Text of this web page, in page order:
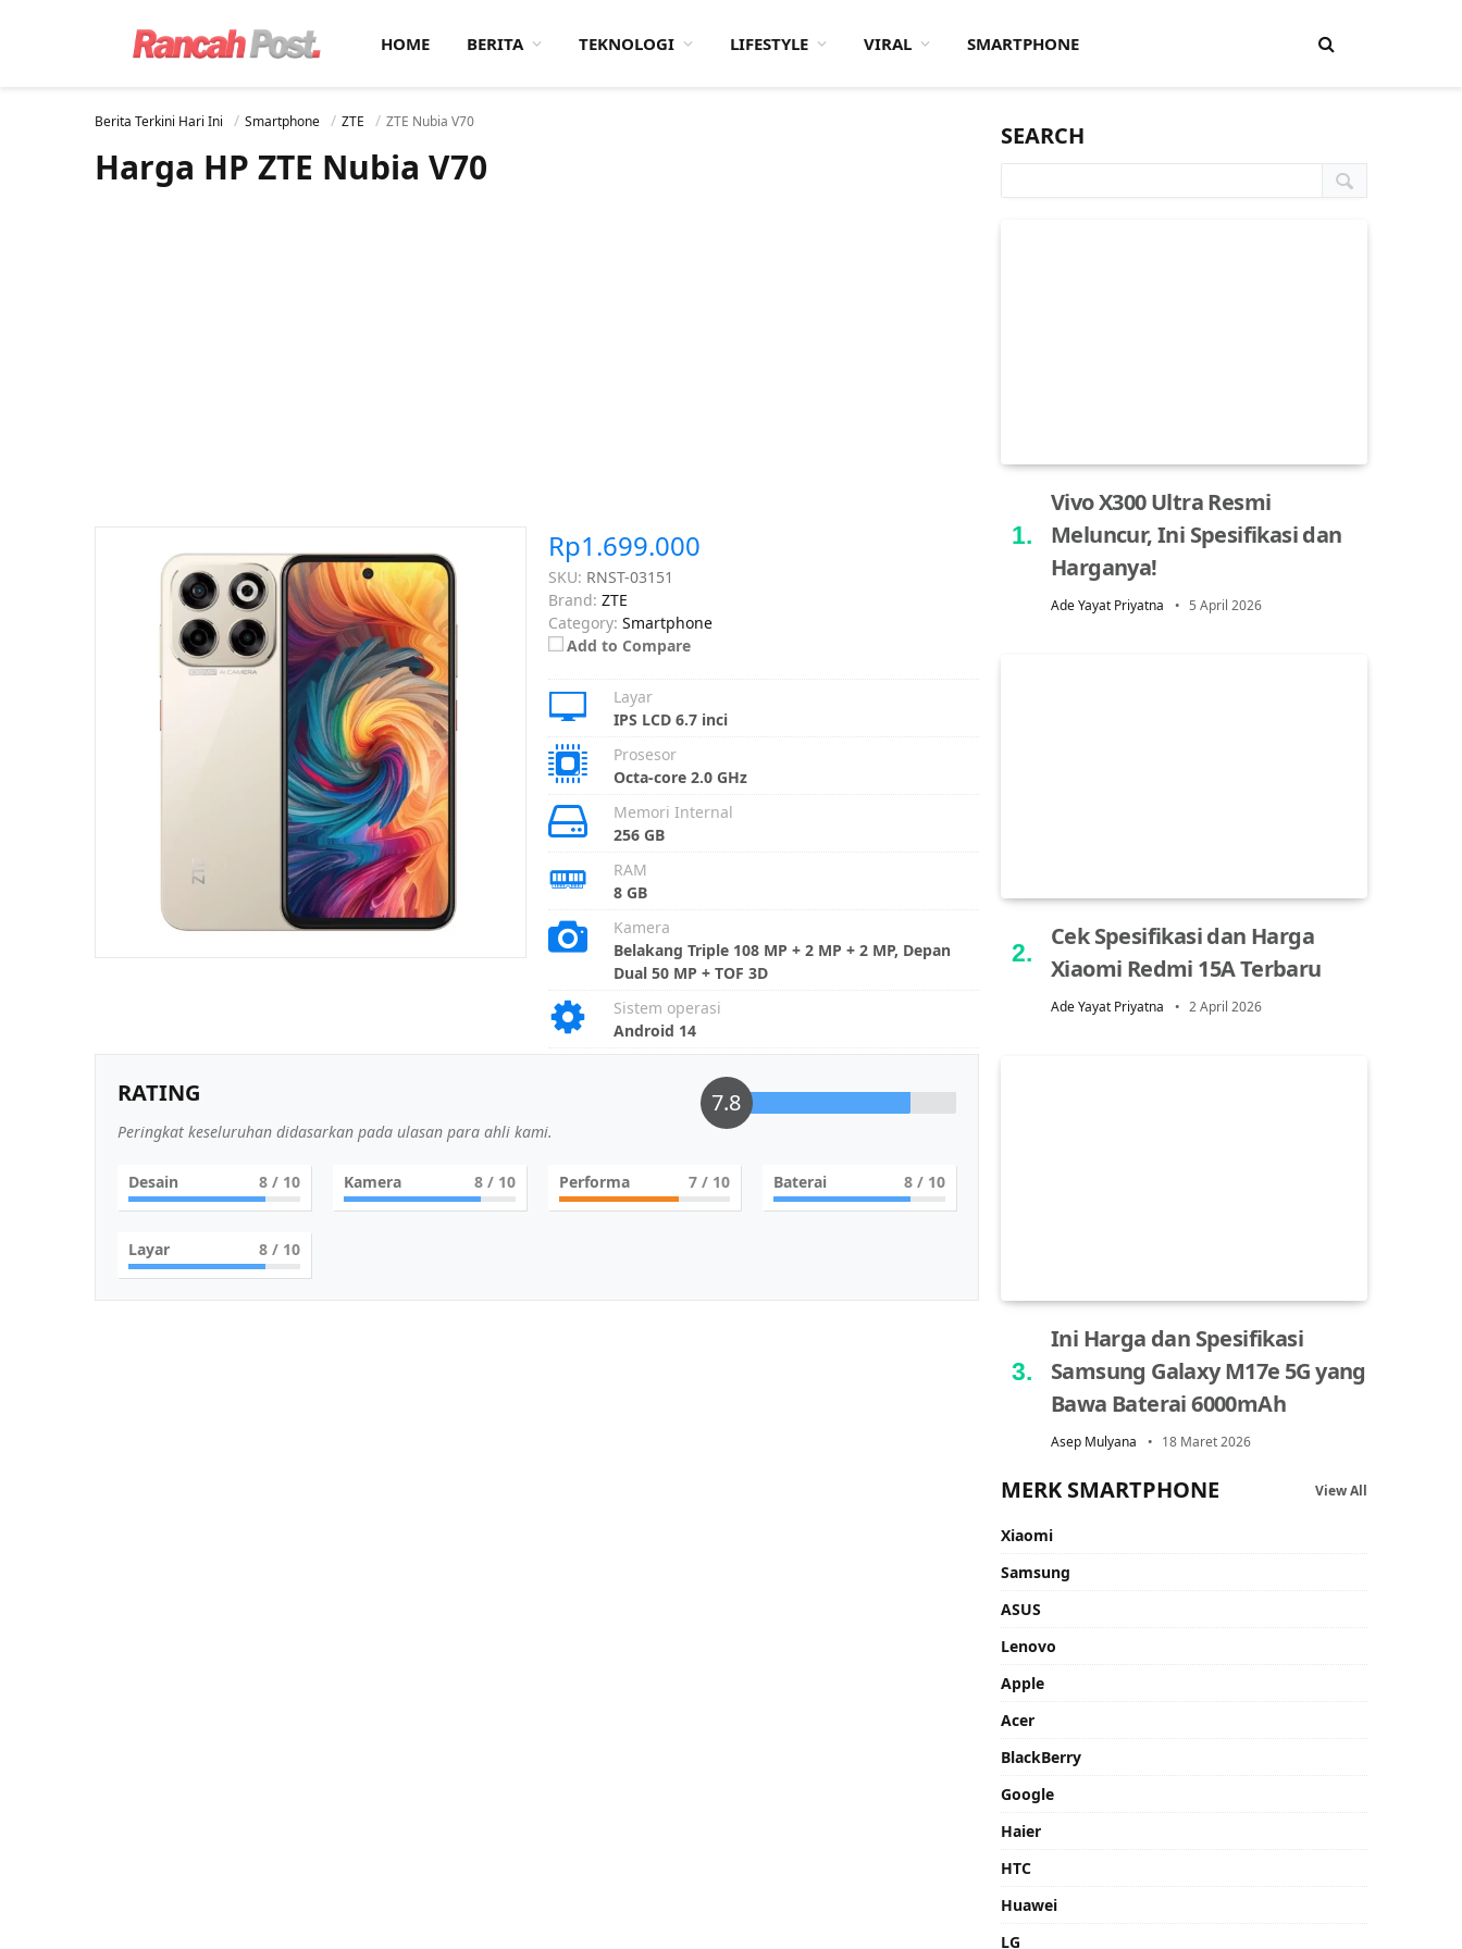
HOME BERITA TEKNOLOGI LIFESTYLE VIRAL SMARTPHONE
Berita Terkini Hari Ini Smartphone ZTE ZTE Nubia V70
Harga HP ZTE Nubia V70
Rp1.699.000
SKU: RNST-03151
Brand: ZTE
Category: Smartphone
Add to Compare
Layar
IPS LCD 6.7 inci
Prosesor
Octa-core 2.0 GHz
Memori Internal
256 GB
RAM
8 GB
Kamera
Belakang Triple 108 MP + 2 MP + 2 MP, Depan
Dual 50 MP + TOF 3D
Sistem operasi
Android 14
RATING
Peringkat keseluruhan didasarkan pada ulasan para ahli kami.
7.8
Desain 8/ 10 Kamera 8/ 10 Performa 7 / 10 Baterai 8 / 10
Layar 8/ 10
SEARCH
Vivo X300 Ultra Resmi
Meluncur, Ini Spesifikasi dan
Harganya!
Ade Yayat Priyatna 5 April 2026
Cek Spesifikasi dan Harga
Xiaomi Redmi 15A Terbaru
Ade Yayat Priyatna 2 April 2026
Ini Harga dan Spesifikasi
Samsung Galaxy M17e 5G yang
Bawa Baterai 6000mAh
Asep Mulyana 18 Maret 2026
MERK SMARTPHONE View All
Xiaomi
Samsung
ASUS
Lenovo
Apple
Acer
BlackBerry
Google
Haier
HTC
Huawei
LG